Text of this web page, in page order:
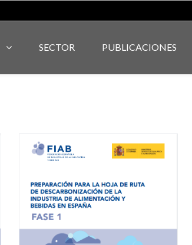
SECTOR PUBLICACIONES